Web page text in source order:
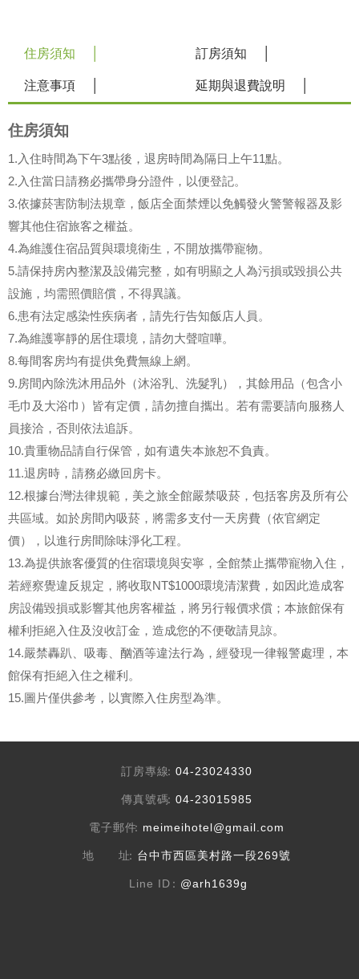
住房須知 訂房須知
注意事項 延期與退費說明
住房須知
1.入住時間為下午3點後，退房時間為隔日上午11點。
2.入住當日請務必攜帶身分證件，以便登記。
3.依據菸害防制法規章，飯店全面禁煙以免觸發火警警報器及影
響其他住宿旅客之權益。
4.為維護住宿品質與環境衛生，不開放攜帶寵物。
5.請保持房內整潔及設備完整，如有明顯之人為污損或毀損公共
設施，均需照價賠償，不得異議。
6.患有法定感染性疾病者，請先行告知飯店人員。
7.為維護寧靜的居住環境，請勿大聲喧嘩。
8.每間客房均有提供免費無線上網。
9.房間內除洗沐用品外（沐浴乳、洗髮乳），其餘用品（包含小
毛巾及大浴巾）皆有定價，請勿擅自攜出。若有需要請向服務人
員接洽，否則依法追訴。
10.貴重物品請自行保管，如有遺失本旅恕不負責。
11.退房時，請務必繳回房卡。
12.根據台灣法律規範，美之旅全館嚴禁吸菸，包括客房及所有公
共區域。如於房間內吸菸，將需多支付一天房費（依官網定
價），以進行房間除味淨化工程。
13.為提供旅客優質的住宿環境與安寧，全館禁止攜帶寵物入住，
若經察覺違反規定，將收取NT$1000環境清潔費，如因此造成客
房設備毀損或影響其他房客權益，將另行報價求償；本旅館保有
權利拒絕入住及沒收訂金，造成您的不便敬請見諒。
14.嚴禁轟趴、吸毒、酗酒等違法行為，經發現一律報警處理，本
館保有拒絕入住之權利。
15.圖片僅供參考，以實際入住房型為準。
訂房專線 04-23024330
傳真號碼 04-23015985
電子郵件 meimeihotel@gmail.com
地 址 台中市西區美村路一段269號
Line ID @arh1639g